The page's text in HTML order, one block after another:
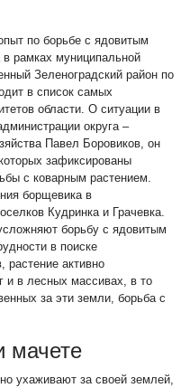
по борьбе с ядовитым
в рамках муниципальной
Зеленоградский район по
в список самых
области. О ситуации в
округа –
Павел Боровиков, он
зафиксированы
с коварным растением.
борщевика в
Кудринка и Грачевка.
борьбу с ядовитым
в поиске
растение активно
и в лесных массивах, в то
за эти земли, борьба с
мачете
ухаживают за своей землей,